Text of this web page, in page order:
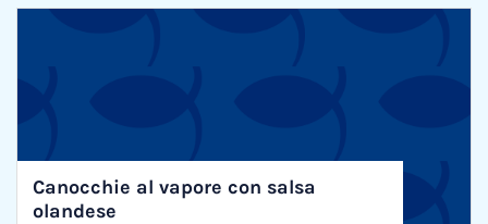
Canocchie al vapore con salsa
olandese